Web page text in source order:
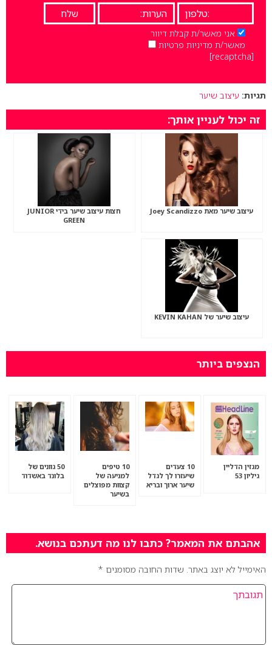
אני מאשר/ת קבלת דיוור
מאשר/ת מדיניות פרטיות
[recaptcha]
תגיות: עיצוב שיער
זה יכול לעניין אותך:
עיצוב שיער מאת Joey Scandizzo
חצות עיצוב שיער בידי JUNIOR
GREEN
עיצוב שיער של KEVIN KAHAN
הנצפים ביותר
מגזין הדליין
גיליון 53
10 צעדים
שיעזרו לך לגדל
שיער ארוך ובריא
10 טיפים
למניעה של
קצוות מפוצלים
בשיער
50 גוונים של
בלונד באשדוד
אהבתם את המאמר? כתבו לנו מה דעתכם בנושא.
האימייל לא יוצג באתר. שדות החובה מסומנים *